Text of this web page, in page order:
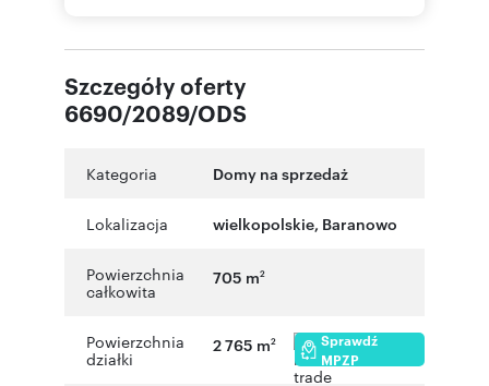
Szczegóły oferty
6690/2089/ODS
Kategoria Domy na sprzedaż
Lokalizacja wielkopolskie, Baranowo
Powierzchnia
całkowita
705 m2
Powierzchnia
działki
2 765 m2
Sprawdź
MPZP